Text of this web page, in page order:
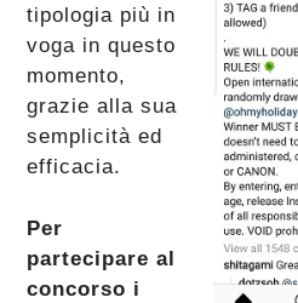
tipologia più in
voga in questo
momento,
grazie alla sua
semplicità ed
efficacia.
Per
partecipare al
concorso i